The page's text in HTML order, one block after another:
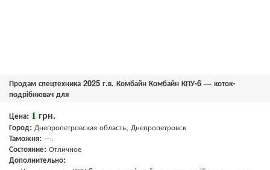
Продам спецтехника 2025 г.в. Комбайн Комбайн КПУ-6 — коток-
подрібнювач для
Цена: 1грн.
Город: Днепропетровская область, Днепропетровск
Таможня: ---.
Состояние: Отличное
Дополнительно: